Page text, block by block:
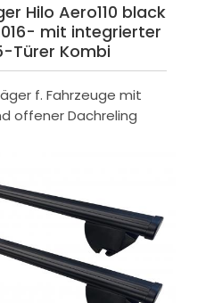
Hilo Aero110 black
mit integrierter
Türer Kombi
f. Fahrzeuge mit
offener Dachreling